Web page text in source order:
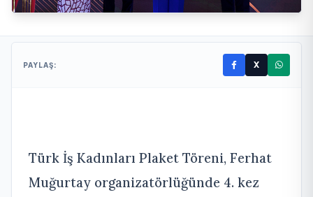
PAYLAŞ: X
Türk İş Kadınları Plaket Töreni, Ferhat
Muğurtay organizatörlüğünde 4. kez